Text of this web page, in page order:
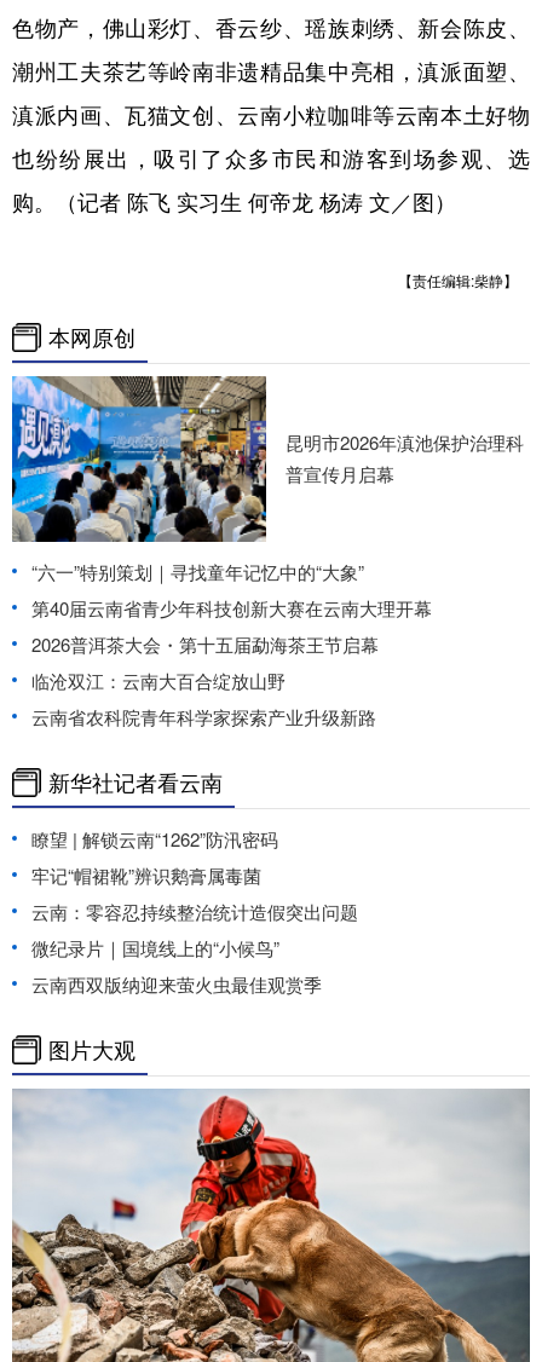
色物产，佛山彩灯、香云纱、瑶族刺绣、新会陈皮、
潮州工夫茶艺等岭南非遗精品集中亮相，滇派面塑、
滇派内画、瓦猫文创、云南小粒咖啡等云南本土好物
也纷纷展出，吸引了众多市民和游客到场参观、选
购。（记者 陈飞 实习生 何帝龙 杨涛 文／图）
【责任编辑:柴静】
本网原创
昆明市2026年滇池保护治理科
普宣传月启幕
“六一”特别策划｜寻找童年记忆中的“大象”
第40届云南省青少年科技创新大赛在云南大理开幕
2026普洱茶大会・第十五届勐海茶王节启幕
临沧双江：云南大百合绽放山野
云南省农科院青年科学家探索产业升级新路
新华社记者看云南
瞭望 | 解锁云南“1262”防汛密码
牢记“帽裙靴”辨识鹅膏属毒菌
云南：零容忍持续整治统计造假突出问题
微纪录片｜国境线上的“小候鸟”
云南西双版纳迎来萤火虫最佳观赏季
图片大观